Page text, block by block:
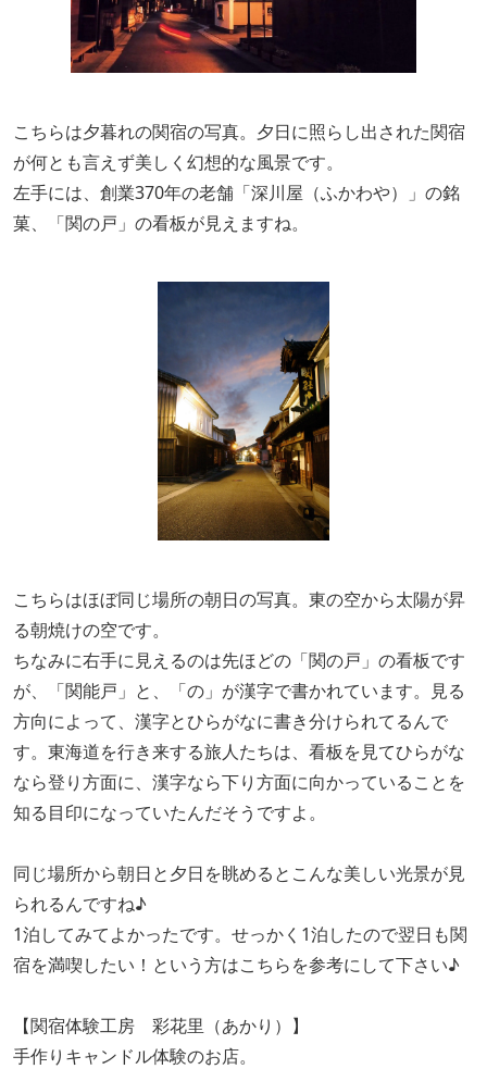
こちらは夕暮れの関宿の写真。夕日に照らし出された関宿
が何とも言えず美しく幻想的な風景です。
左手には、創業370年の老舗「深川屋（ふかわや）」の銘
菓、「関の戸」の看板が見えますね。
こちらはほぼ同じ場所の朝日の写真。東の空から太陽が昇
る朝焼けの空です。
ちなみに右手に見えるのは先ほどの「関の戸」の看板です
が、「関能戸」と、「の」が漢字で書かれています。見る
方向によって、漢字とひらがなに書き分けられてるんで
す。東海道を行き来する旅人たちは、看板を見てひらがな
なら登り方面に、漢字なら下り方面に向かっていることを
知る目印になっていたんだそうですよ。
同じ場所から朝日と夕日を眺めるとこんな美しい光景が見
られるんですね♪
1泊してみてよかったです。せっかく1泊したので翌日も関
宿を満喫したい！という方はこちらを参考にして下さい♪
【関宿体験工房 彩花里（あかり）】
手作りキャンドル体験のお店。